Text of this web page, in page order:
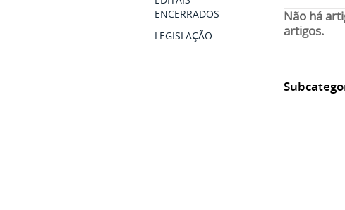
ENCERRADOS
LEGISLAÇÃO
Não há
artigos.